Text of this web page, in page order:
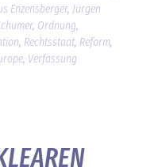
Enzensberger, Jürgen
, Ordnung,
, Rechtsstaat, Reform,
, Verfassung